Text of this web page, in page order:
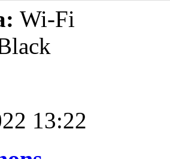
Wi-Fi
13:22